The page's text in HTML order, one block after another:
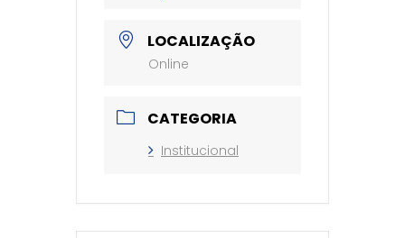
LOCALIZAÇÃO
Online
CATEGORIA
Institucional